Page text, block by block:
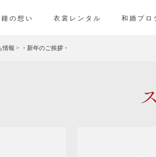
、和婚プロデュースなら「京鐘」
鐘の想い 衣裳レンタル 和婚プロ
情報 > ・新年のご挨拶・